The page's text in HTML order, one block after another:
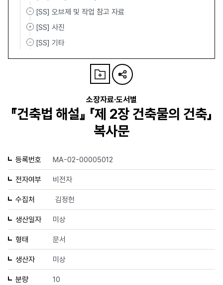
[SS] 오브제 및 작업 참고 자료
[SS] 사진
[SS] 기타
소장자료·도서별
『건축법 해설』 「제 2장 건축물의 건축」
복사문
등록번호 MA-02-00005012
전자여부 비전자
수집처 김정헌
생산일자 미상
형태 문서
생산자 미상
분량 10